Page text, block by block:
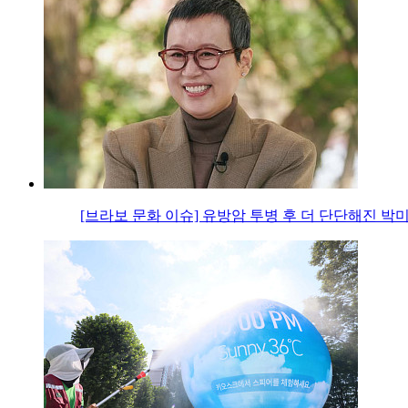
[브라보 문화 이슈] 유방암 투병 후 더 단단해진 박